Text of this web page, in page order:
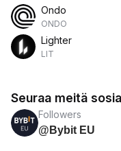
Ondo
ONDO
Lighter
LIT
Seuraa meitä
Followers
@Bybit EU